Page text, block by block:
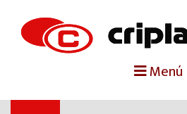
Menú
portada
criplast